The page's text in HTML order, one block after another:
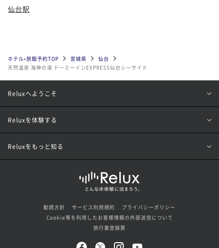
仙台駅
ホテル•旅館予約TOP 宮城県
仙台
天然温泉 海神の湯 ドーミーインEXPRESS仙台シーサイド
Reluxへようこそ
Reluxを体験する
Reluxをもっと知る
勧誘方針 サービス利用規約
プライバシーポリシー
Cookie等を利用したお客様情報の外部送信について
旅行業登録票